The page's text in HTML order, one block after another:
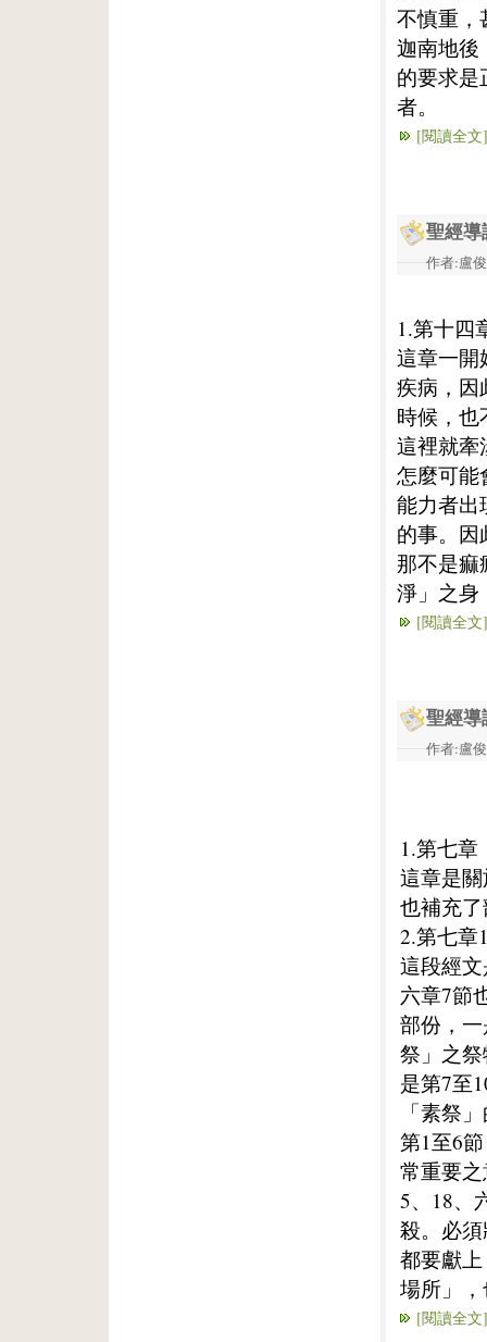
不慎重，
迦南地後
的要求是
者。
[閱讀全文]
聖經導
作者:盧
1.第十四
這章一開
疾病，因
時候，也
這裡就牽
怎麼可能
能力者出
的事。因
那不是痲
淨」之身
[閱讀全文]
聖經導
作者:盧
1.第七章
這章是
也補充
2.第七章
這段經
六章7節
部份，
祭」之
是第7至
「素祭
第1至6
常重要
5、18、
殺。必
都要獻
場所」
[閱讀全文]